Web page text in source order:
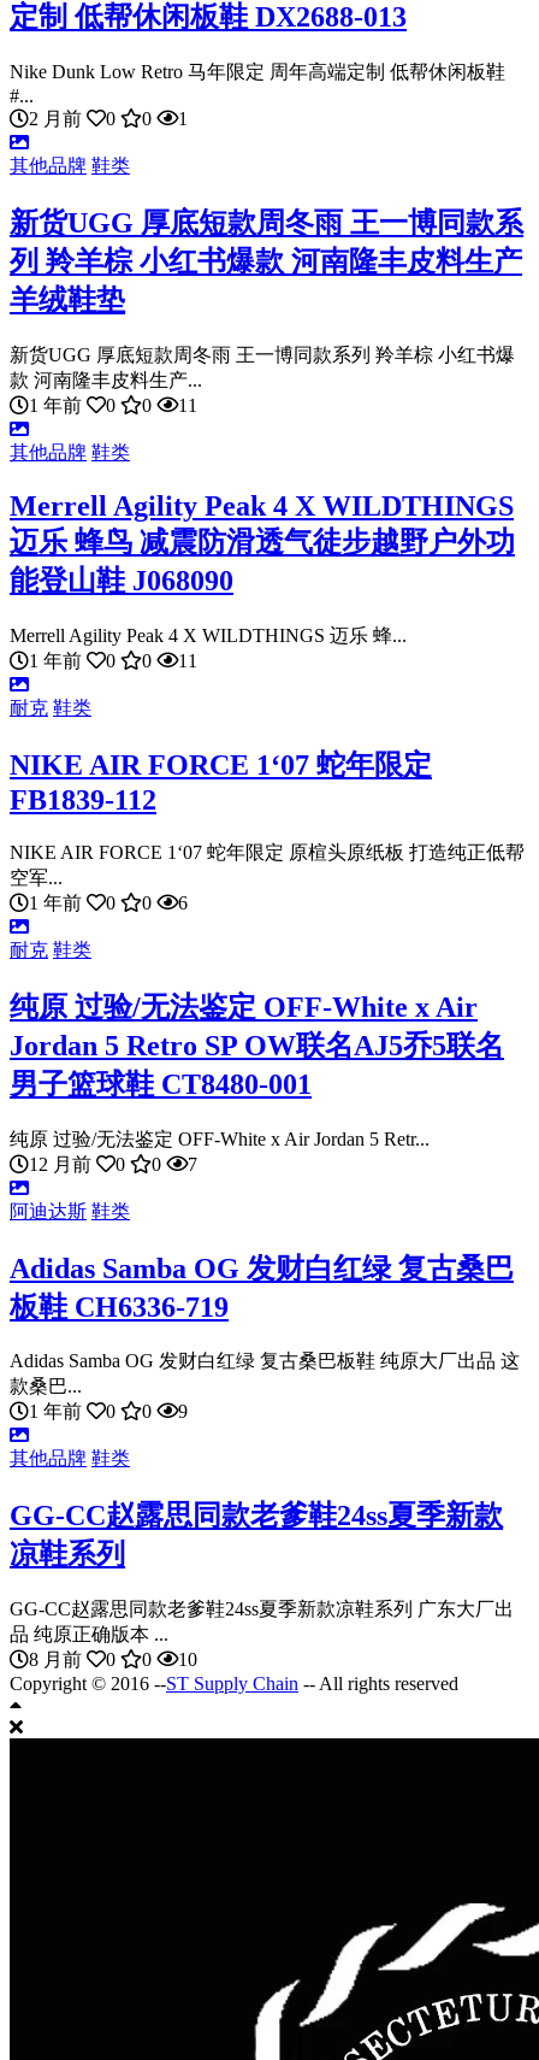
定制 低帮休闲板鞋 DX2688-013
Nike Dunk Low Retro 马年限定 周年高端定制 低帮休闲板鞋
#...
2 月前
0 0 1
其他品牌 鞋类
新货UGG 厚底短款周冬雨 王一博同款系
列 羚羊棕 小红书爆款 河南隆丰皮料生产
羊绒鞋垫
新货UGG 厚底短款周冬雨 王一博同款系列 羚羊棕 小红书爆
款 河南隆丰皮料生产...
1 年前
0 0 11
其他品牌 鞋类
Merrell Agility Peak 4 X WILDTHINGS
迈乐 蜂鸟 减震防滑透气徒步越野户外功
能登山鞋 J068090
Merrell Agility Peak 4 X WILDTHINGS 迈乐 蜂...
1 年前
0 0 11
耐克 鞋类
NIKE AIR FORCE 1‘07 蛇年限定
FB1839-112
NIKE AIR FORCE 1‘07 蛇年限定 原楦头原纸板 打造纯正低帮
空军...
1 年前
0 0 6
耐克 鞋类
纯原 过验/无法鉴定 OFF-White x Air
Jordan 5 Retro SP OW联名AJ5乔5联名
男子篮球鞋 CT8480-001
纯原 过验/无法鉴定 OFF-White x Air Jordan 5 Retr...
12 月前
0 0 7
阿迪达斯 鞋类
Adidas Samba OG 发财白红绿 复古桑巴
板鞋 CH6336-719
Adidas Samba OG 发财白红绿 复古桑巴板鞋 纯原大厂出品 这
款桑巴...
1 年前
0 0 9
其他品牌 鞋类
GG-CC赵露思同款老爹鞋24ss夏季新款
凉鞋系列
GG-CC赵露思同款老爹鞋24ss夏季新款凉鞋系列 广东大厂出
品 纯原正确版本 ...
8 月前
0 0
10
Copyright © 2016 --ST Supply Chain -- All rights reserved